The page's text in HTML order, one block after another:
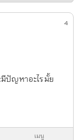
4
ปัญหาอะไรมั้ย
เมนู